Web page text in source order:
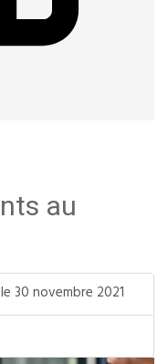
au
30 novembre 2021